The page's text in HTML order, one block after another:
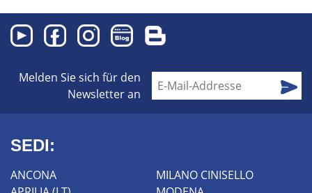
Melden Sie sich für den
Newsletter an
SEDI:
ANCONA
MILANO CINISELLO